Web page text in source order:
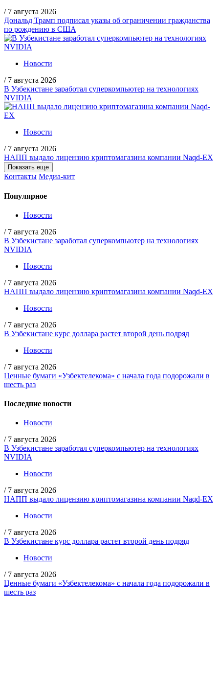
/ 7 августа 2026
Дональд Трамп подписал указы об ограничении гражданства
по рождению в США
Новости
/ 7 августа 2026
В Узбекистане заработал суперкомпьютер на технологиях
NVIDIA
Новости
/ 7 августа 2026
НАПП выдало лицензию криптомагазина компании Naqd-EX
Показать еще
Контакты Медиа-кит
Популярное
Новости
/ 7 августа 2026
В Узбекистане заработал суперкомпьютер на технологиях
NVIDIA
Новости
/ 7 августа 2026
НАПП выдало лицензию криптомагазина компании Naqd-EX
Новости
/ 7 августа 2026
В Узбекистане курс доллара растет второй день подряд
Новости
/ 7 августа 2026
Ценные бумаги «Узбектелекома» с начала года подорожали в
шесть раз
Последние новости
Новости
/ 7 августа 2026
В Узбекистане заработал суперкомпьютер на технологиях
NVIDIA
Новости
/ 7 августа 2026
НАПП выдало лицензию криптомагазина компании Naqd-EX
Новости
/ 7 августа 2026
В Узбекистане курс доллара растет второй день подряд
Новости
/ 7 августа 2026
Ценные бумаги «Узбектелекома» с начала года подорожали в
шесть раз